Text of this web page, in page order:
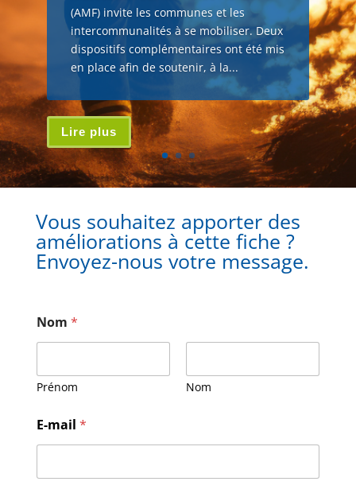
(AMF) invite les communes et les
intercommunalités à se mobiliser. Deux
dispositifs complémentaires ont été mis
en place afin de soutenir, à la...
Lire plus
Vous souhaitez apporter des
améliorations à cette fiche ?
Envoyez-nous votre message.
Nom *
Prénom Nom
o
m
-
E-mail *